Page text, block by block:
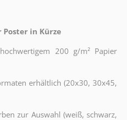
in Kürze
200 g/m² Papier
erhältlich (20x30, 30x45,
zur Auswahl (weiß, schwarz,